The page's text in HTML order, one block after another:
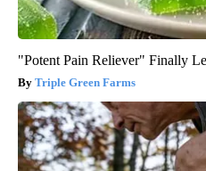
"Potent Pain Reliever" Finally
Triple Green Farms